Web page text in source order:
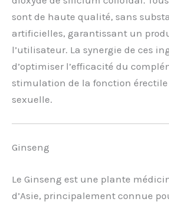
sont de haute qualité, sans
artificielles, garantissant un
l’utilisateur. La synergie de ces
d’optimiser l’efficacité du
stimulation de la fonction
sexuelle.
Ginseng
Le Ginseng est une plante
d’Asie, principalement connue